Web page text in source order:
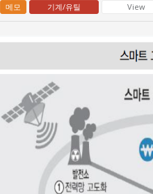
메모 기계/유틸 View